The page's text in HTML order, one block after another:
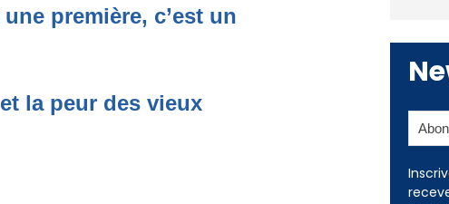
première, c’est un
la peur des vieux